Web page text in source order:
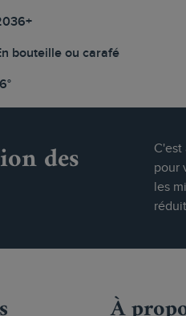
bouteille ou carafé
des
C'est
pour
les